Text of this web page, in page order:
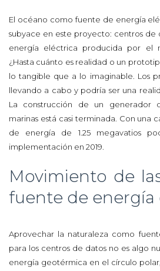
El océano como fuente de energía
subyace en este proyecto: centros de
energía eléctrica producida por el
¿Hasta cuánto es realidad o un
lo tangible que a lo imaginable. Los
llevando a cabo y podría ser una
La construcción de un generador
marinas está casi terminada. Con una
de energía de 1.25 megavatios
implementación en 2019.
Movimiento de
fuente de energía
Aprovechar la naturaleza como
para los centros de datos no es algo
energía geotérmica en el círculo